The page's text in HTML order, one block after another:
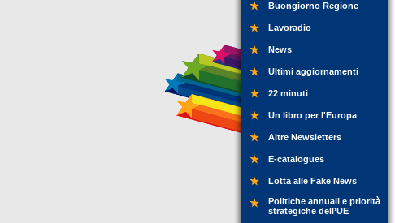
Buongiorno Regione
Lavoradio
News
Ultimi aggiornamenti
22 minuti
Un libro per l'Europa
Altre Newsletters
E-catalogues
Lotta alle Fake News
Politiche annuali e priorità
strategiche dell’UE